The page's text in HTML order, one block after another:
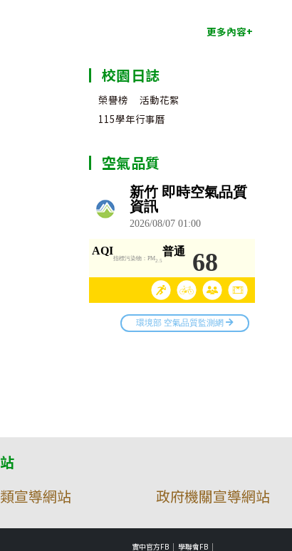
更多內容+
校園日誌
榮譽榜
活動花絮
115學年行事曆
空氣品質
宣導網站
政府機關宣導網站
實中官方FB 學聯會FB